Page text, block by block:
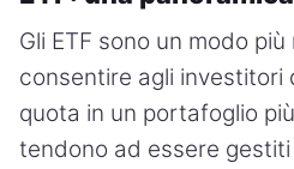
Gli ETF sono un modo
consentire agli investitori
quota in un portafoglio
tendono ad essere